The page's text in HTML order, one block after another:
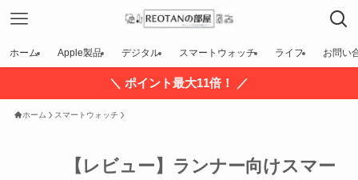
ホーム Apple製品 デジタル スマートウォッチ ライフ お問い
＼ ポイント最大11倍！ ／
ホーム スマートウォッチ
【レビュー】ランナー向けスマー